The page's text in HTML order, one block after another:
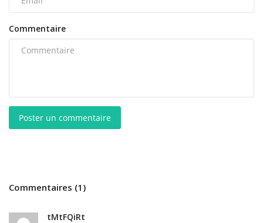
Commentaire
Poster un commentaire
Commentaires (1)
tMtFQiRt